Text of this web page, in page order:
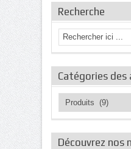
Recherche
Catégories des
Catégories
des
Découvrez nos